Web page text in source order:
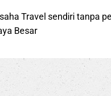
Travel sendiri tanpa
Besar